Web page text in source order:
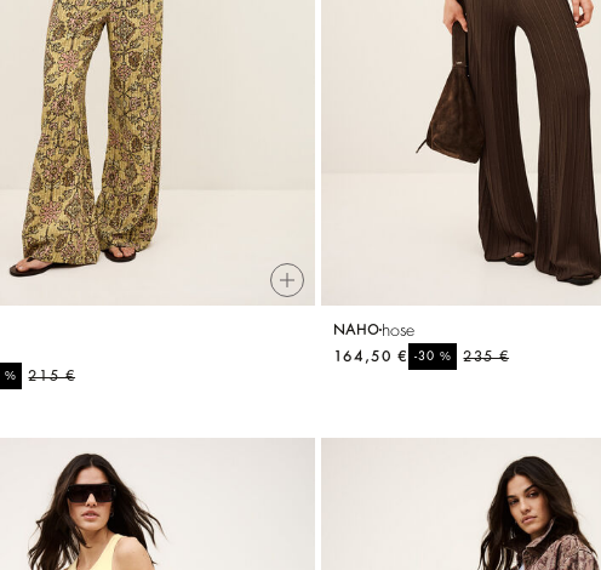
215 €
%
NAHOhose
235 €
-30 %
164,50 €